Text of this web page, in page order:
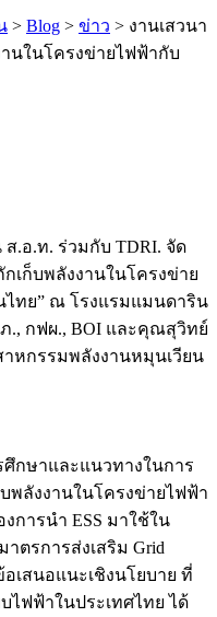
> Blog > ข่าว > งานเสวนา
นในโครงข่ายไฟฟ้ากับ
.อ.ท. ร่วมกับ TDRI. จัด
เก็บพลังงานในโครงข่าย
ทย” ณ โรงแรมแมนดาริน
., กฟผ., BOI และคุณสุวิทย์
หกรรมพลังงานหมุนเวียน
กษาและแนวทางในการ
พลังงานในโครงข่ายไฟฟ้า
การนำ ESS มาใช้ใน
ตรการส่งเสริม Grid
อเสนอแนะเชิงนโยบาย ที่
ไฟฟ้าในประเทศไทย ได้